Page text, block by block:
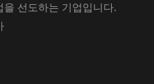
선도하는 기업입니다.